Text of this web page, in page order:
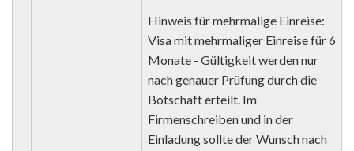
Hinweis für mehrmalige Einreise:
Visa mit mehrmaliger Einreise für 6
Monate - Gültigkeit werden nur
nach genauer Prüfung durch die
Botschaft erteilt. Im
Firmenschreiben und in der
Einladung sollte der Wunsch nach